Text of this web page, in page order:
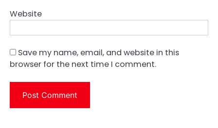
Website
Save my name, email, and website in this
browser for the next time I comment.